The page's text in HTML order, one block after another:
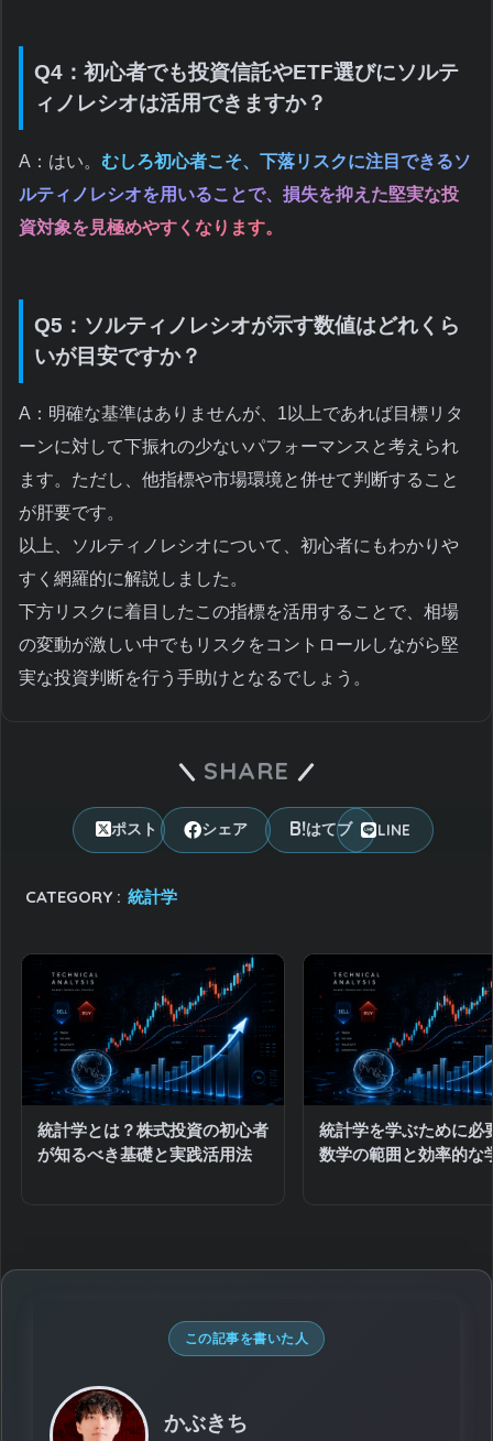
Q4：初心者でも投資信託やETF選びにソルテ
ィノレシオは活用できますか？
A：はい。 むしろ初心者こそ、下落リスクに注目できるソ
ルティノレシオを用いることで、損失を抑えた堅実な投
資対象を見極めやすくなります。
Q5：ソルティノレシオが示す数値はどれくら
いが目安ですか？
A：明確な基準はありませんが、1以上であれば目標リタ
ーンに対して下振れの少ないパフォーマンスと考えられ
ます。ただし、他指標や市場環境と併せて判断すること
が肝要です。
以上、ソルティノレシオについて、初心者にもわかりや
すく網羅的に解説しました。
下方リスクに着目したこの指標を活用することで、相場
の変動が激しい中でもリスクをコントロールしながら堅
実な投資判断を行う手助けとなるでしょう。
SHARE
ポスト シェア はてブ LINE
CATEGORY : 統計学
統計学とは？株式投資の初心者
が知るべき基礎と実践活用法
統計学を学ぶために必
数学の範囲と効率的な
この記事を書いた人
かぶきち